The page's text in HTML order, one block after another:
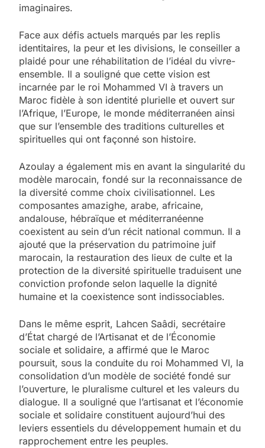
imaginaires.
Face aux défis actuels marqués par les replis
identitaires, la peur et les divisions, le conseiller a
plaidé pour une réhabilitation de l’idéal du vivre-
ensemble. Il a souligné que cette vision est
incarnée par le roi Mohammed VI à travers un
Maroc fidèle à son identité plurielle et ouvert sur
l’Afrique, l’Europe, le monde méditerranéen ainsi
que sur l’ensemble des traditions culturelles et
spirituelles qui ont façonné son histoire.
Azoulay a également mis en avant la singularité du
modèle marocain, fondé sur la reconnaissance de
la diversité comme choix civilisationnel. Les
composantes amazighe, arabe, africaine,
andalouse, hébraïque et méditerranéenne
coexistent au sein d’un récit national commun. Il a
ajouté que la préservation du patrimoine juif
marocain, la restauration des lieux de culte et la
protection de la diversité spirituelle traduisent une
conviction profonde selon laquelle la dignité
humaine et la coexistence sont indissociables.
Dans le même esprit, Lahcen Saâdi, secrétaire
d’État chargé de l’Artisanat et de l’Économie
sociale et solidaire, a affirmé que le Maroc
poursuit, sous la conduite du roi Mohammed VI, la
consolidation d’un modèle de société fondé sur
l’ouverture, le pluralisme culturel et les valeurs du
dialogue. Il a souligné que l’artisanat et l’économie
sociale et solidaire constituent aujourd’hui des
leviers essentiels du développement humain et du
rapprochement entre les peuples.